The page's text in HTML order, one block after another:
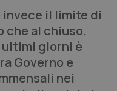
invece il limite di
che al chiuso.
giorni è
Governo e
nei